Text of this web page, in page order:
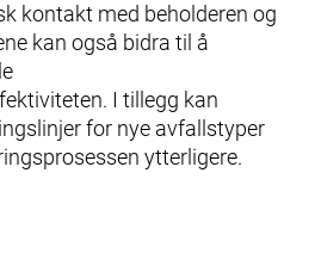
kontakt med beholderen og
kan også bidra til å
I tillegg kan
for nye avfallstyper
ytterligere.